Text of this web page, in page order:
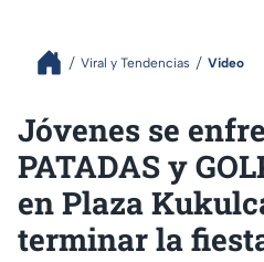
Viral y Tendencias Video
Jóvenes se
PATADAS y
en Plaza
terminar la